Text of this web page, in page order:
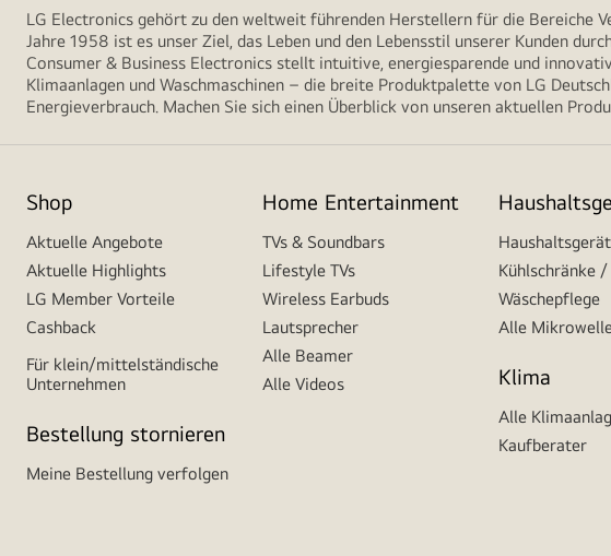
LG Electronics gehört zu den weltweit führenden Herstellern für die Bereiche
Jahre 1958 ist es unser Ziel, das Leben und den Lebensstil unserer Kunden
Consumer & Business Electronics stellt intuitive, energiesparende und
Klimaanlagen und Waschmaschinen – die breite Produktpalette von LG
Energieverbrauch. Machen Sie sich einen Überblick von unseren aktuellen
Shop
Aktuelle Angebote
Aktuelle Highlights
LG Member Vorteile
Cashback
Für klein/mittelständische
Unternehmen
Bestellung stornieren
Meine Bestellung verfolgen
Home Entertainment
TVs & Soundbars
Lifestyle TVs
Wireless Earbuds
Lautsprecher
Alle Beamer
Alle Videos
Kühlschränke
Wäschepflege
Alle
Klima
Alle
Kaufberater